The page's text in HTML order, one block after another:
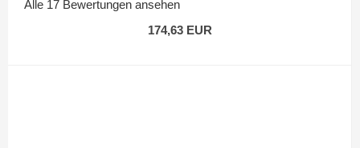
Alle 17 Bewertungen ansehen
174,63 EUR